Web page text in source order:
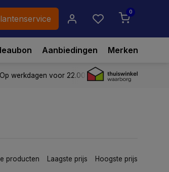
0
Aanbiedingen Merken
Op werkdagen voor 22.00 uur besteld,vandaag
producten Laagste prijs Hoogste prijs